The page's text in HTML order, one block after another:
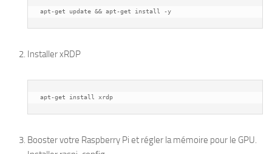
apt-get update && apt-get install -y
Installer xRDP
apt-get install xrdp
Booster votre Raspberry Pi et régler la mémoire pour le GPU.